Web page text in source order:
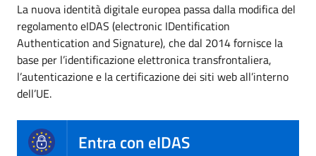
La nuova identità digitale europea passa dalla modifica del
regolamento eIDAS (electronic IDentification
Authentication and Signature), che dal 2014 fornisce la
base per l’identificazione elettronica transfrontaliera,
l’autenticazione e la certificazione dei siti web all’interno
dell’UE.
Entra con eIDAS